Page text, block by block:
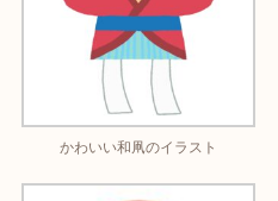
かわいい和凧のイラスト